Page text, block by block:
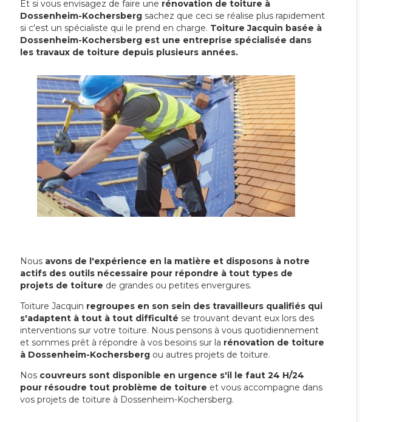
Et si vous envisagez de faire une rénovation de toiture à
Dossenheim-Kochersberg sachez que ceci se réalise plus rapidement
si c'est un spécialiste qui le prend en charge. Toiture Jacquin basée à
Dossenheim-Kochersberg est une entreprise spécialisée dans
les travaux de toiture depuis plusieurs années.
Nous avons de l'expérience en la matière et disposons à notre
actifs des outils nécessaire pour répondre à tout types de
projets de toiture de grandes ou petites envergures.
Toiture Jacquin regroupes en son sein des travailleurs qualifiés qui
s'adaptent à tout à tout difficulté se trouvant devant eux lors des
interventions sur votre toiture. Nous pensons à vous quotidiennement
et sommes prêt à répondre à vos besoins sur la rénovation de toiture
à Dossenheim-Kochersberg ou autres projets de toiture.
Nos couvreurs sont disponible en urgence s'il le faut 24 H/24
pour résoudre tout problème de toiture et vous accompagne dans
vos projets de toiture à Dossenheim-Kochersberg.